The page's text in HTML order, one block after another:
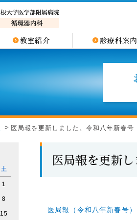
教室紹介 診療科案内
医局報を更新しました。令和八年新春号
医局報を更新
医局報（令和八年新春号）
土
1
8
15